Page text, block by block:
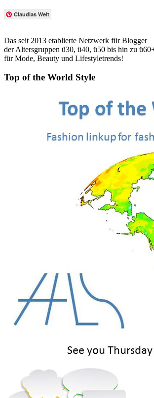
Claudias Welt
Das seit 2013 etablierte Netzwerk für Blogger
der Altersgruppen ü30, ü40, ü50 bis hin zu
für Mode, Beauty und Lifestyletrends!
Top of the World Style